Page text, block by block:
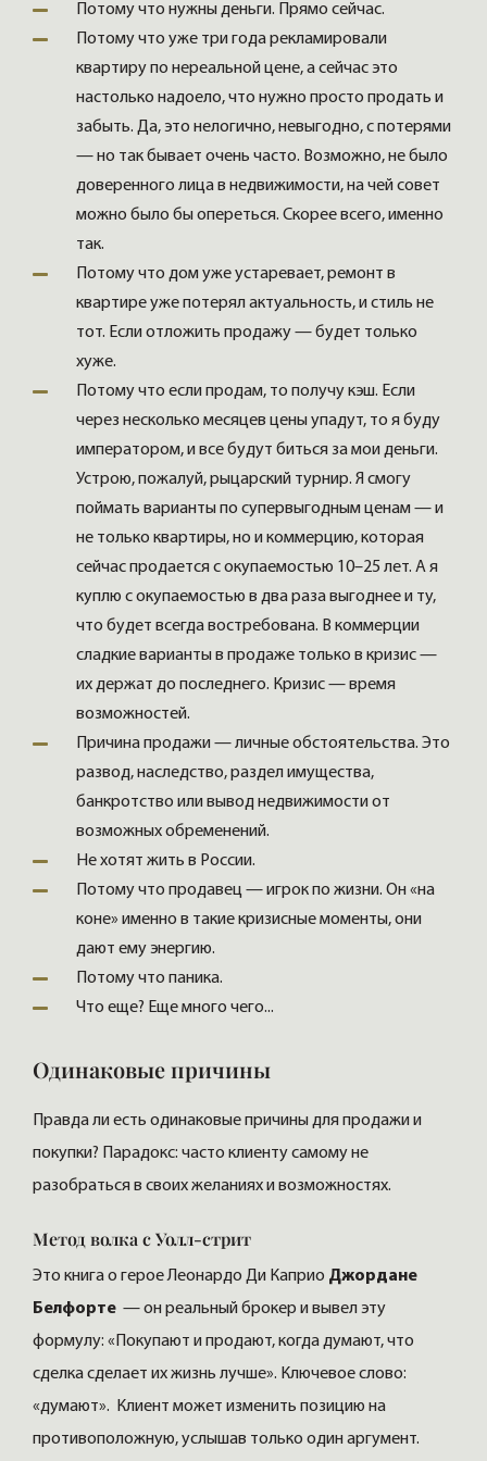
Потому что нужны деньги. Прямо сейчас.
Потому что уже три года рекламировали
квартиру по нереальной цене, а сейчас это
настолько надоело, что нужно просто продать и
забыть. Да, это нелогично, невыгодно, с потерями
— но так бывает очень часто. Возможно, не было
доверенного лица в недвижимости, на чей совет
можно было бы опереться. Скорее всего, именно
так.
Потому что дом уже устаревает, ремонт в
квартире уже потерял актуальность, и стиль не
тот. Если отложить продажу — будет только
хуже.
Потому что если продам, то получу кэш. Если
через несколько месяцев цены упадут, то я буду
императором, и все будут биться за мои деньги.
Устрою, пожалуй, рыцарский турнир. Я смогу
поймать варианты по супервыгодным ценам — и
не только квартиры, но и коммерцию, которая
сейчас продается с окупаемостью 10–25 лет. А я
куплю с окупаемостью в два раза выгоднее и ту,
что будет всегда востребована. В коммерции
сладкие варианты в продаже только в кризис —
их держат до последнего. Кризис — время
возможностей.
Причина продажи — личные обстоятельства. Это
развод, наследство, раздел имущества,
банкротство или вывод недвижимости от
возможных обременений.
Не хотят жить в России.
Потому что продавец — игрок по жизни. Он «на
коне» именно в такие кризисные моменты, они
дают ему энергию.
Потому что паника.
Что еще? Еще много чего...
Одинаковые причины
Правда ли есть одинаковые причины для продажи и
покупки? Парадокс: часто клиенту самому не
разобраться в своих желаниях и возможностях.
Метод волка с Уолл-стрит
Это книга о герое Леонардо Ди Каприо Джордане
Белфорте — он реальный брокер и вывел эту
формулу: «Покупают и продают, когда думают, что
сделка сделает их жизнь лучше». Ключевое слово:
«думают». Клиент может изменить позицию на
противоположную, услышав только один аргумент.